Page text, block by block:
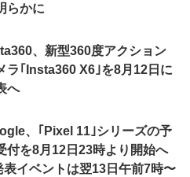
らかに
、新型360度アクション
ラ｢Insta360 X6｣を8月12日に
へ
、｢Pixel 11｣シリーズの予
付を8月12日23時より開始へ
表イベントは翌13日午前7時〜